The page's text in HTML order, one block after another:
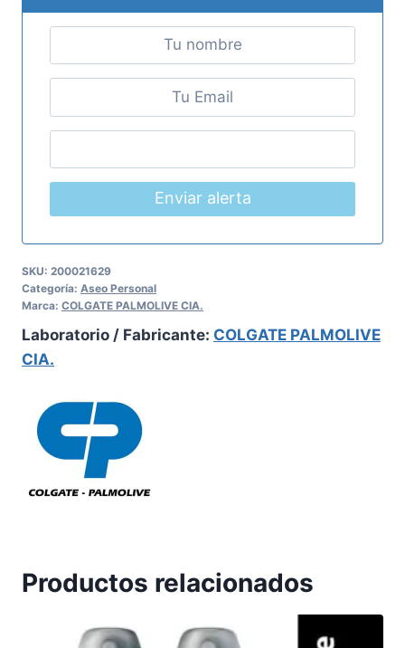
Enviar alerta
SKU: 200021629
Categoría: Aseo Personal
Marca: COLGATE PALMOLIVE CIA.
Laboratorio / Fabricante: COLGATE PALMOLIVE
CIA.
Productos relacionados